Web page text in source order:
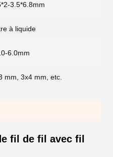
3.5*6.8mm
à liquide
6.0mm
mm, 3x4 mm, etc.
fil de fil avec fil